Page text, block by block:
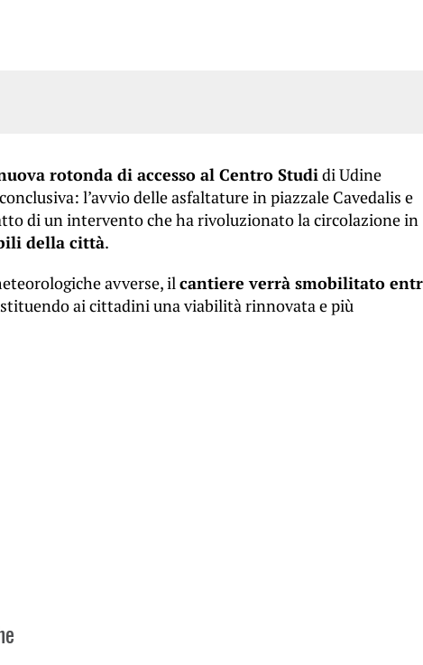
rotonda di accesso al Centro Studidi Udine
l’avvio delle asfaltature in piazzale Cavedalis e
di un intervento che ha rivoluzionato la circolazione in
della città.
avverse, ilcantiere verrà smobilitato
ai cittadini una viabilità rinnovata e più